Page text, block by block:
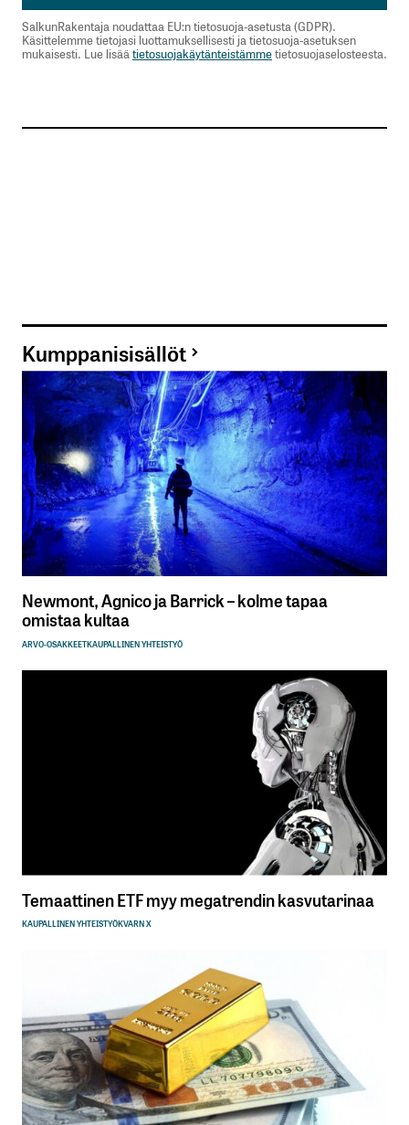
SalkunRakentaja noudattaa EU:n tietosuoja-asetusta (GDPR).
Käsittelemme tietojasi luottamuksellisesti ja tietosuoja-asetuksen
mukaisesti. Lue lisää tietosuojakäytänteistämmetietosuojaselosteesta.
Kumppanisisällöt
Newmont, Agnico ja Barrick – kolme tapaa
omistaa kultaa
ARVO-OSAKKEETKAUPALLINEN YHTEISTYÖ
Temaattinen ETF myy megatrendin kasvutarinaa
KAUPALLINEN YHTEISTYÖKVARN X